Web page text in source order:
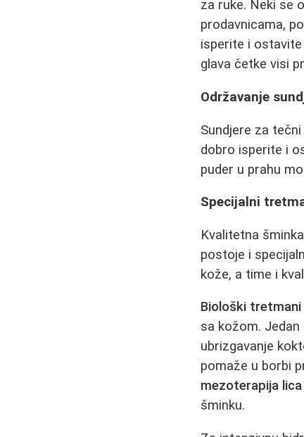
za ruke. Neki se
prodavnicama,
isperite i
glava četke visi
Održavanje
Sundjere za
dobro isperite i
puder u prahu
Specijalni
Kvalitetna
postoje i
kože, a time i
Biološki tretmani
sa kožom.
ubrizgavanje
pomaže u borbi
mezoterapija lica
šminku.